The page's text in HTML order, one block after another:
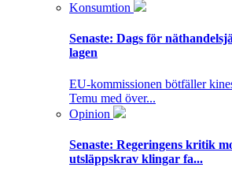
Konsumtion
Senaste: Dags för
lagen
EU-kommissionen bötfäller
Temu med över...
Opinion
Senaste: Regeringens kritik
utsläppskrav klingar fa...